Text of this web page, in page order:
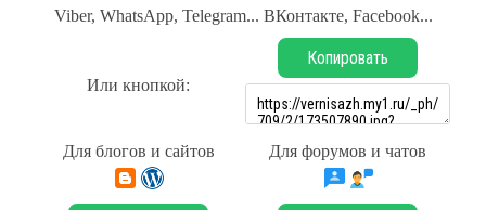
Viber, WhatsApp, Telegram... ВКонтакте, Facebook...
Или кнопкой:
Копировать
Для блогов и сайтов Для форумов и чатов